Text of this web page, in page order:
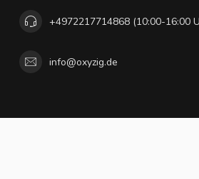
+4972217714868 (10:00-16:00
info@oxyzig.de